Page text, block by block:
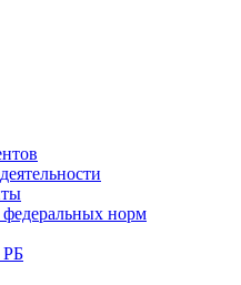
норм
РБ